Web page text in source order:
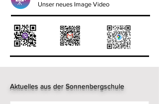
Unser neues Image Video
Aktuelles aus der Sonnenbergschule